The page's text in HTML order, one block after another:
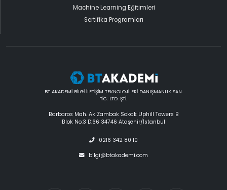
Machine Learning Eğitimleri
Sertifika Programları
BT AKADEMİ BİLGİ İLETİŞİM TEKNOLOJİLERİ DANIŞMANLIK SAN.
TİC. LTD. ŞTİ.
Barbaros Mah. Ak Zambak Sokak Uphill Towers B
Blok No:3 D:66 34746 Ataşehir/İstanbul
0216 342 80 10
bilgi@btakademi.com